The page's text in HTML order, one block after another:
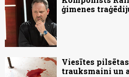
ģimenes
Viesītes
trauksmaini un